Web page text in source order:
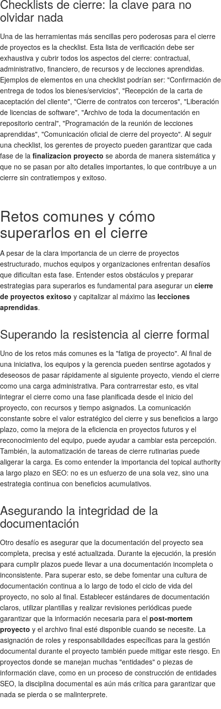
Checklists de cierre: la clave para no
olvidar nada
Una de las herramientas más sencillas pero poderosas para el cierre
de proyectos es la checklist. Esta lista de verificación debe ser
exhaustiva y cubrir todos los aspectos del cierre: contractual,
administrativo, financiero, de recursos y de lecciones aprendidas.
Ejemplos de elementos en una checklist podrían ser: "Confirmación de
entrega de todos los bienes/servicios", "Recepción de la carta de
aceptación del cliente", "Cierre de contratos con terceros", "Liberación
de licencias de software", "Archivo de toda la documentación en
repositorio central", "Programación de la reunión de lecciones
aprendidas", "Comunicación oficial de cierre del proyecto". Al seguir
una checklist, los gerentes de proyecto pueden garantizar que cada
fase de la finalizacion proyecto se aborda de manera sistemática y
que no se pasan por alto detalles importantes, lo que contribuye a un
cierre sin contratiempos y exitoso.
Retos comunes y cómo
superarlos en el cierre
A pesar de la clara importancia de un cierre de proyectos
estructurado, muchos equipos y organizaciones enfrentan desafíos
que dificultan esta fase. Entender estos obstáculos y preparar
estrategias para superarlos es fundamental para asegurar un cierre
de proyectos exitoso y capitalizar al máximo las lecciones
aprendidas.
Superando la resistencia al cierre formal
Uno de los retos más comunes es la "fatiga de proyecto". Al final de
una iniciativa, los equipos y la gerencia pueden sentirse agotados y
deseosos de pasar rápidamente al siguiente proyecto, viendo el cierre
como una carga administrativa. Para contrarrestar esto, es vital
integrar el cierre como una fase planificada desde el inicio del
proyecto, con recursos y tiempo asignados. La comunicación
constante sobre el valor estratégico del cierre y sus beneficios a largo
plazo, como la mejora de la eficiencia en proyectos futuros y el
reconocimiento del equipo, puede ayudar a cambiar esta percepción.
También, la automatización de tareas de cierre rutinarias puede
aligerar la carga. Es como entender la importancia del topical authority
a largo plazo en SEO: no es un esfuerzo de una sola vez, sino una
estrategia continua con beneficios acumulativos.
Asegurando la integridad de la
documentación
Otro desafío es asegurar que la documentación del proyecto sea
completa, precisa y esté actualizada. Durante la ejecución, la presión
para cumplir plazos puede llevar a una documentación incompleta o
inconsistente. Para superar esto, se debe fomentar una cultura de
documentación continua a lo largo de todo el ciclo de vida del
proyecto, no solo al final. Establecer estándares de documentación
claros, utilizar plantillas y realizar revisiones periódicas puede
garantizar que la información necesaria para el post-mortem
proyecto y el archivo final esté disponible cuando se necesite. La
asignación de roles y responsabilidades específicas para la gestión
documental durante el proyecto también puede mitigar este riesgo. En
proyectos donde se manejan muchas "entidades" o piezas de
información clave, como en un proceso de construcción de entidades
SEO, la disciplina documental es aún más crítica para garantizar que
nada se pierda o se malinterprete.